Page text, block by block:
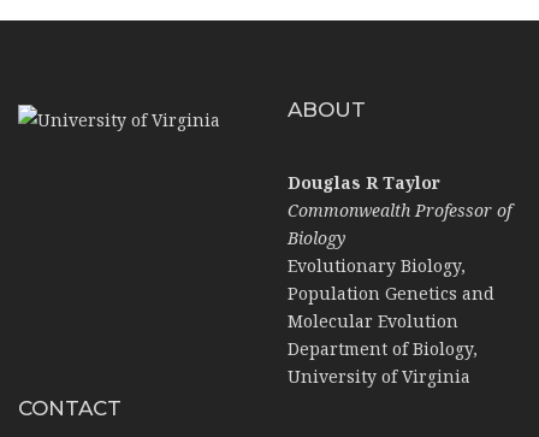
ABOUT
Douglas R Taylor
Commonwealth Professor of
Biology
Evolutionary Biology,
Population Genetics and
Molecular Evolution
Department of Biology,
University of Virginia
CONTACT